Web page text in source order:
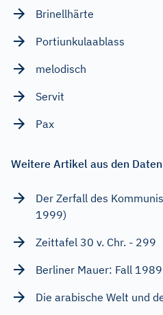
Brinellhärte
Portiunkulaablass
melodisch
Servit
Pax
Weitere Artikel aus den
Der Zerfall des
1999)
Zeittafel 30 v. Chr. - 299
Berliner Mauer: Fall 1989
Die arabische Welt und